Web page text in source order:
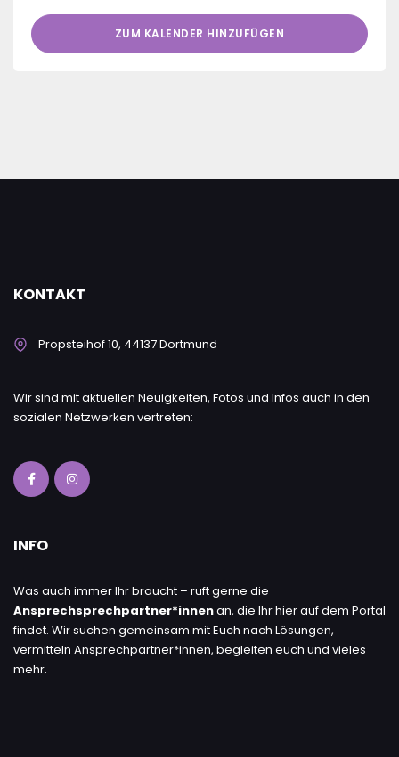
ZUM KALENDER HINZUFÜGEN
KONTAKT
Propsteihof 10, 44137 Dortmund
Wir sind mit aktuellen Neuigkeiten, Fotos und Infos auch in den
sozialen Netzwerken vertreten:
INFO
Was auch immer Ihr braucht – ruft gerne die
Ansprechsprechpartner*innenan, die Ihr hier auf dem Portal
findet. Wir suchen gemeinsam mit Euch nach Lösungen,
vermitteln Ansprechpartner*innen, begleiten euch und vieles
mehr.